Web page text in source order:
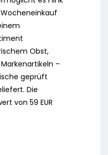
Obst,
–
geprüft
Die
von 59 EUR